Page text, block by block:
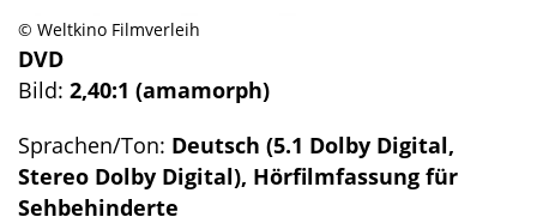
© Weltkino Filmverleih
DVD
Bild: 2,40:1 (amamorph)
Sprachen/Ton: Deutsch (5.1 Dolby Digital,
Stereo Dolby Digital), Hörfilmfassung für
Sehbehinderte